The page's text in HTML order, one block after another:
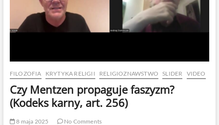
FILOZOFIA KRYTYKA RELIGII RELIGIOZNAWSTWO SLIDER VIDEO
Czy Mentzen propaguje faszyzm?
(Kodeks karny, art. 256)
8 maja 2025 No Comments